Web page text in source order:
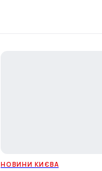
НОВИНИ КИЄВА